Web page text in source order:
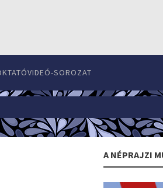
SOROZAT
A NÉPRAJZI